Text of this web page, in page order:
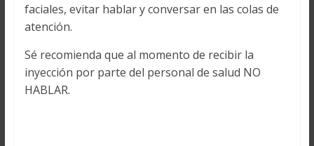
faciales, evitar hablar y conversar en las colas de
atención.
Sé recomienda que al momento de recibir la
inyección por parte del personal de salud NO
HABLAR.